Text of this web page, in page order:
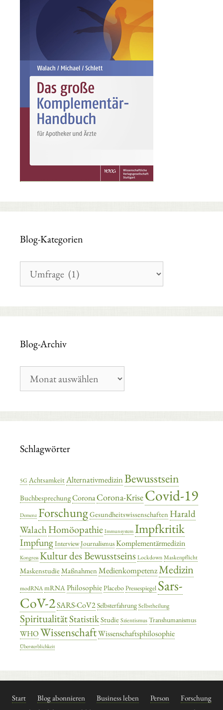
Blog-Kategorien
Kategorien
Blog-Archiv
Archiv
Schlagwörter
5G AchtsamkeitAlternativmedizinBewusstsein
BuchbesprechungCoronaCorona-KriseCovid-19
Demenz ForschungGesundheitswissenschaften Harald
Walach Homöopathie Immunsystem Impfkritik
ImpfungInterviewJournalismusKomplementärmedizin
Kongress Kultur des Bewusstseins LockdownMaskenpflicht
MaskenstudieMaßnahmen MedienkompetenzMedizin
modRNAmRNAPhilosophiePlaceboPressespiegel Sars-
CoV-2SARS-CoV2SelbsterfahrungSelbstheilung
SpiritualitätStatistikStudieSzientismusTranshumanismus
WHO WissenschaftWissenschaftsphilosophie
Übersterblichkeit
Start Blog abonnieren Business leben Person
Forschung